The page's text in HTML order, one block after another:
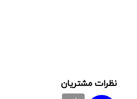
نظرات مشتریان